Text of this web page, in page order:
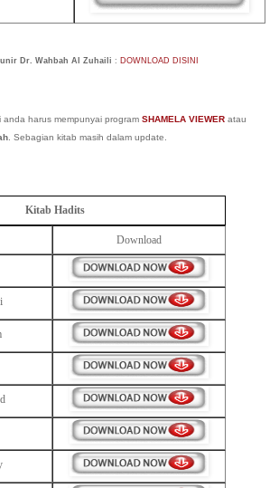
Dr. Wahbah Al Zuhaili : DOWNLOAD DISINI
harus mempunyai program SHAMELA VIEWER atau
Sebagian kitab masih dalam update.
Kitab Hadits
Download